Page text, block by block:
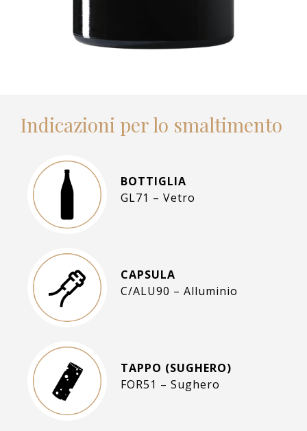
Indicazioni per lo smaltimento
BOTTIGLIA
GL71 – Vetro
CAPSULA
C/ALU90 – Alluminio
TAPPO (SUGHERO)
FOR51 – Sughero